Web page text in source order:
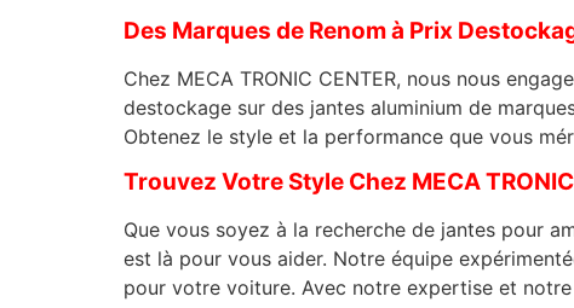
Des Marques de Renom à Prix
Chez MECA TRONIC CENTER, nous nous
destockage sur des jantes aluminium de
Obtenez le style et la performance que vous
Trouvez Votre Style Chez MECA
Que vous soyez à la recherche de jantes pour
est là pour vous aider. Notre équipe
pour votre voiture. Avec notre expertise et